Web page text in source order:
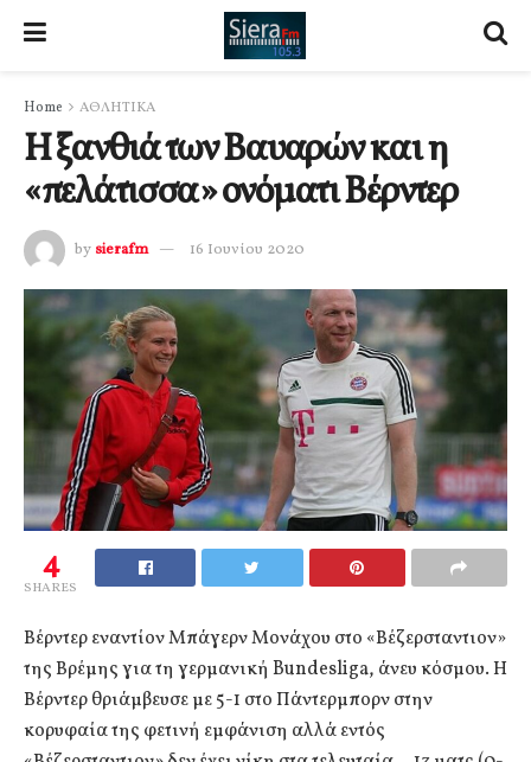
Home ΑΘΛΗΤΙΚΑ
Η ξανθιά των Βαυαρών και η
«πελάτισσα» ονόματι Βέρντερ
by sierafm 16 Ιουνίου 2020
4
SHARES
Βέρντερ εναντίον Μπάγερν Μονάχου στο «Βέζερσταντιον»
της Βρέμης για τη γερμανική Bundesliga, άνευ κόσμου. Η
Βέρντερ θριάμβευσε με 5-1 στο Πάντερμπορν στην
κορυφαία της φετινή εμφάνιση αλλά εντός